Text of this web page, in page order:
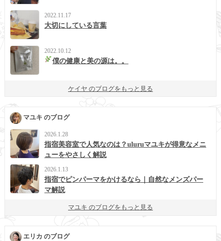
2022.11.17
大切にしている言葉
2022.10.12
僕の健康と美の源は。。
ケイヤ のブログをもっと見る
マユキ のブログ
2026.1.28
指宿美容室で人気なのは？uluruマユキが得意なメニ
ューをやさしく解説
2026.1.13
指宿でピンパーマをかけるなら｜自然なメンズパー
マ解説
マユキ のブログをもっと見る
エリカ のブログ